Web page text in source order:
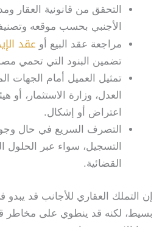
التحقق من قانونية العقار
الأجنبي بحسب موقعه
مراجعة عقد البيع أو عقد
تضمين البنود التي تحمي
تمثيل العميل أمام الجهات
العدل، وزارة الاستثمار، أو
اعتراض أو إشكال.
التصرف السريع في حال
التسجيل، سواء عبر الحلول
القضائية.
إن التملك العقاري للأجانب قد
بسيط، لكنه قد ينطوي على مخاطر